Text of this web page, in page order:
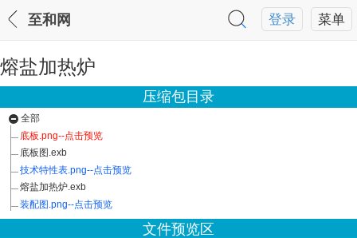
菜单
登录
至和网
熔盐加热炉
压缩包目录
全部
底板.png--点击预览
底板图.exb
技术特性表.png--点击预览
熔盐加热炉.exb
装配图.png--点击预览
文件预览区